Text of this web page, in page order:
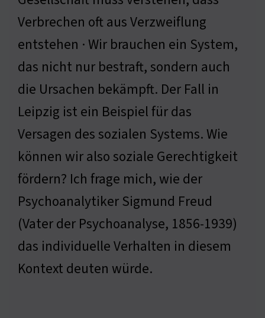
Verbrechen oft aus Verzweiflung
entstehen · Wir brauchen ein System,
das nicht nur bestraft, sondern auch
die Ursachen bekämpft. Der Fall in
Leipzig ist ein Beispiel für das
Versagen des sozialen Systems. Wie
können wir also soziale Gerechtigkeit
fördern? Ich frage mich, wie der
Psychoanalytiker Sigmund Freud
(Vater der Psychoanalyse, 1856-1939)
das individuelle Verhalten in diesem
Kontext deuten würde.